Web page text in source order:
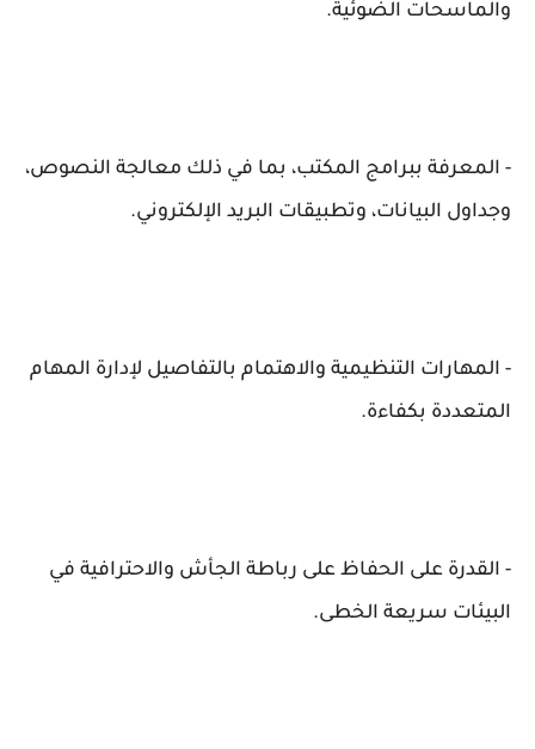
والماسحات الضوئية.
- المعرفة ببرامج المكتب، بما في ذلك معالجة النصوص،
وجداول البيانات، وتطبيقات البريد الإلكتروني.
- المهارات التنظيمية والاهتمام بالتفاصيل لإدارة المهام
المتعددة بكفاءة.
- القدرة على الحفاظ على رباطة الجأش والاحترافية في
البيئات سريعة الخطى.